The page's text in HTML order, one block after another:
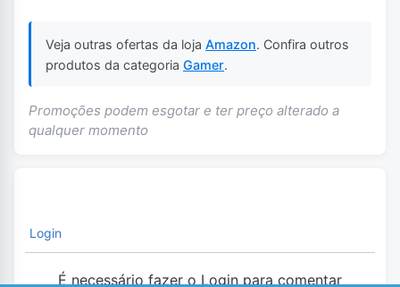
Veja outras ofertas da loja Amazon. Confira outros
produtos da categoria Gamer.
Promoções podem esgotar e ter preço alterado a
qualquer momento
Login
É necessário fazer o Login para comentar